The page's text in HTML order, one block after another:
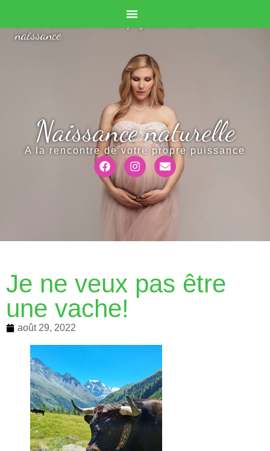
Doula Valérie - Accompagnante à la
naissance
Naissance naturelle
A la rencontre de votre propre puissance
Je ne veux pas être
une vache!
août 29, 2022